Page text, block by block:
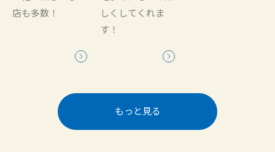
店も多数！
しくしてくれま
す！
もっと見る